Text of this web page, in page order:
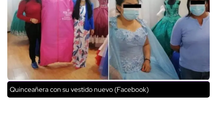
Quinceañera con su vestido nuevo (Facebook)